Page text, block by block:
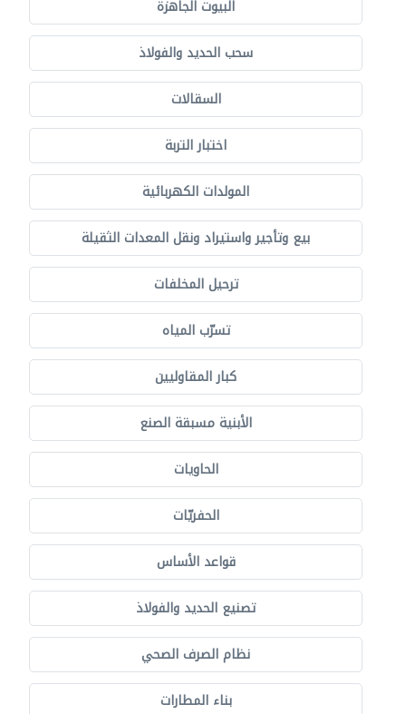
البيوت الجاهزة
سحب الحديد والفولاذ
السقالات
اختبار التربة
المولدات الكهربائية
بيع وتأجير واستيراد ونقل المعدات الثقيلة
ترحيل المخلفات
تسرّب المياه
كبار المقاوليين
الأبنية مسبقة الصنع
الحاويات
الحفريّات
قواعد الأساس
تصنيع الحديد والفولاذ
نظام الصرف الصحي
بناء المطارات